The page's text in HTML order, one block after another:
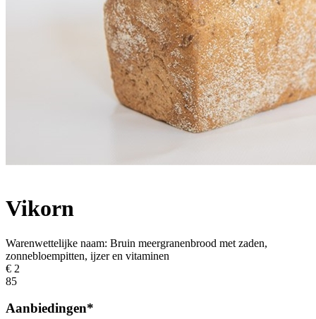
Vikorn
Warenwettelijke naam: Bruin meergranenbrood met zaden,
zonnebloempitten, ijzer en vitaminen
€ 2
85
Aanbiedingen*